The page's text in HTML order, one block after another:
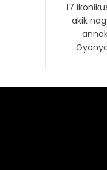
17
akik